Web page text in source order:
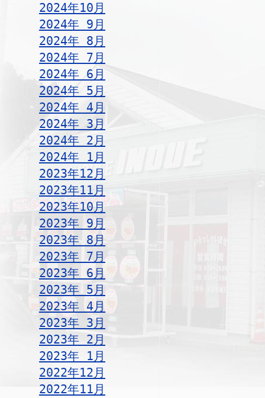
2024年10月
2024年 9月
2024年 8月
2024年 7月
2024年 6月
2024年 5月
2024年 4月
2024年 3月
2024年 2月
2024年 1月
2023年12月
2023年11月
2023年10月
2023年 9月
2023年 8月
2023年 7月
2023年 6月
2023年 5月
2023年 4月
2023年 3月
2023年 2月
2023年 1月
2022年12月
2022年11月